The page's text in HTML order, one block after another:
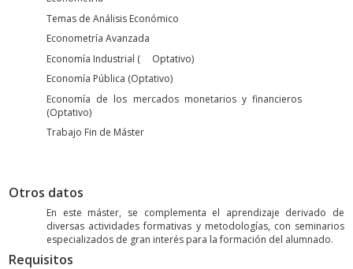
Temas de Análisis Económico
Econometría Avanzada
Economía Industrial ( Optativo)
Economía Pública (Optativo)
Economía de los mercados monetarios y financieros
(Optativo)
Trabajo Fin de Máster
Otros datos
En este máster, se complementa el aprendizaje derivado de
diversas actividades formativas y metodologías, con seminarios
especializados de gran interés para la formación del alumnado.
Requisitos